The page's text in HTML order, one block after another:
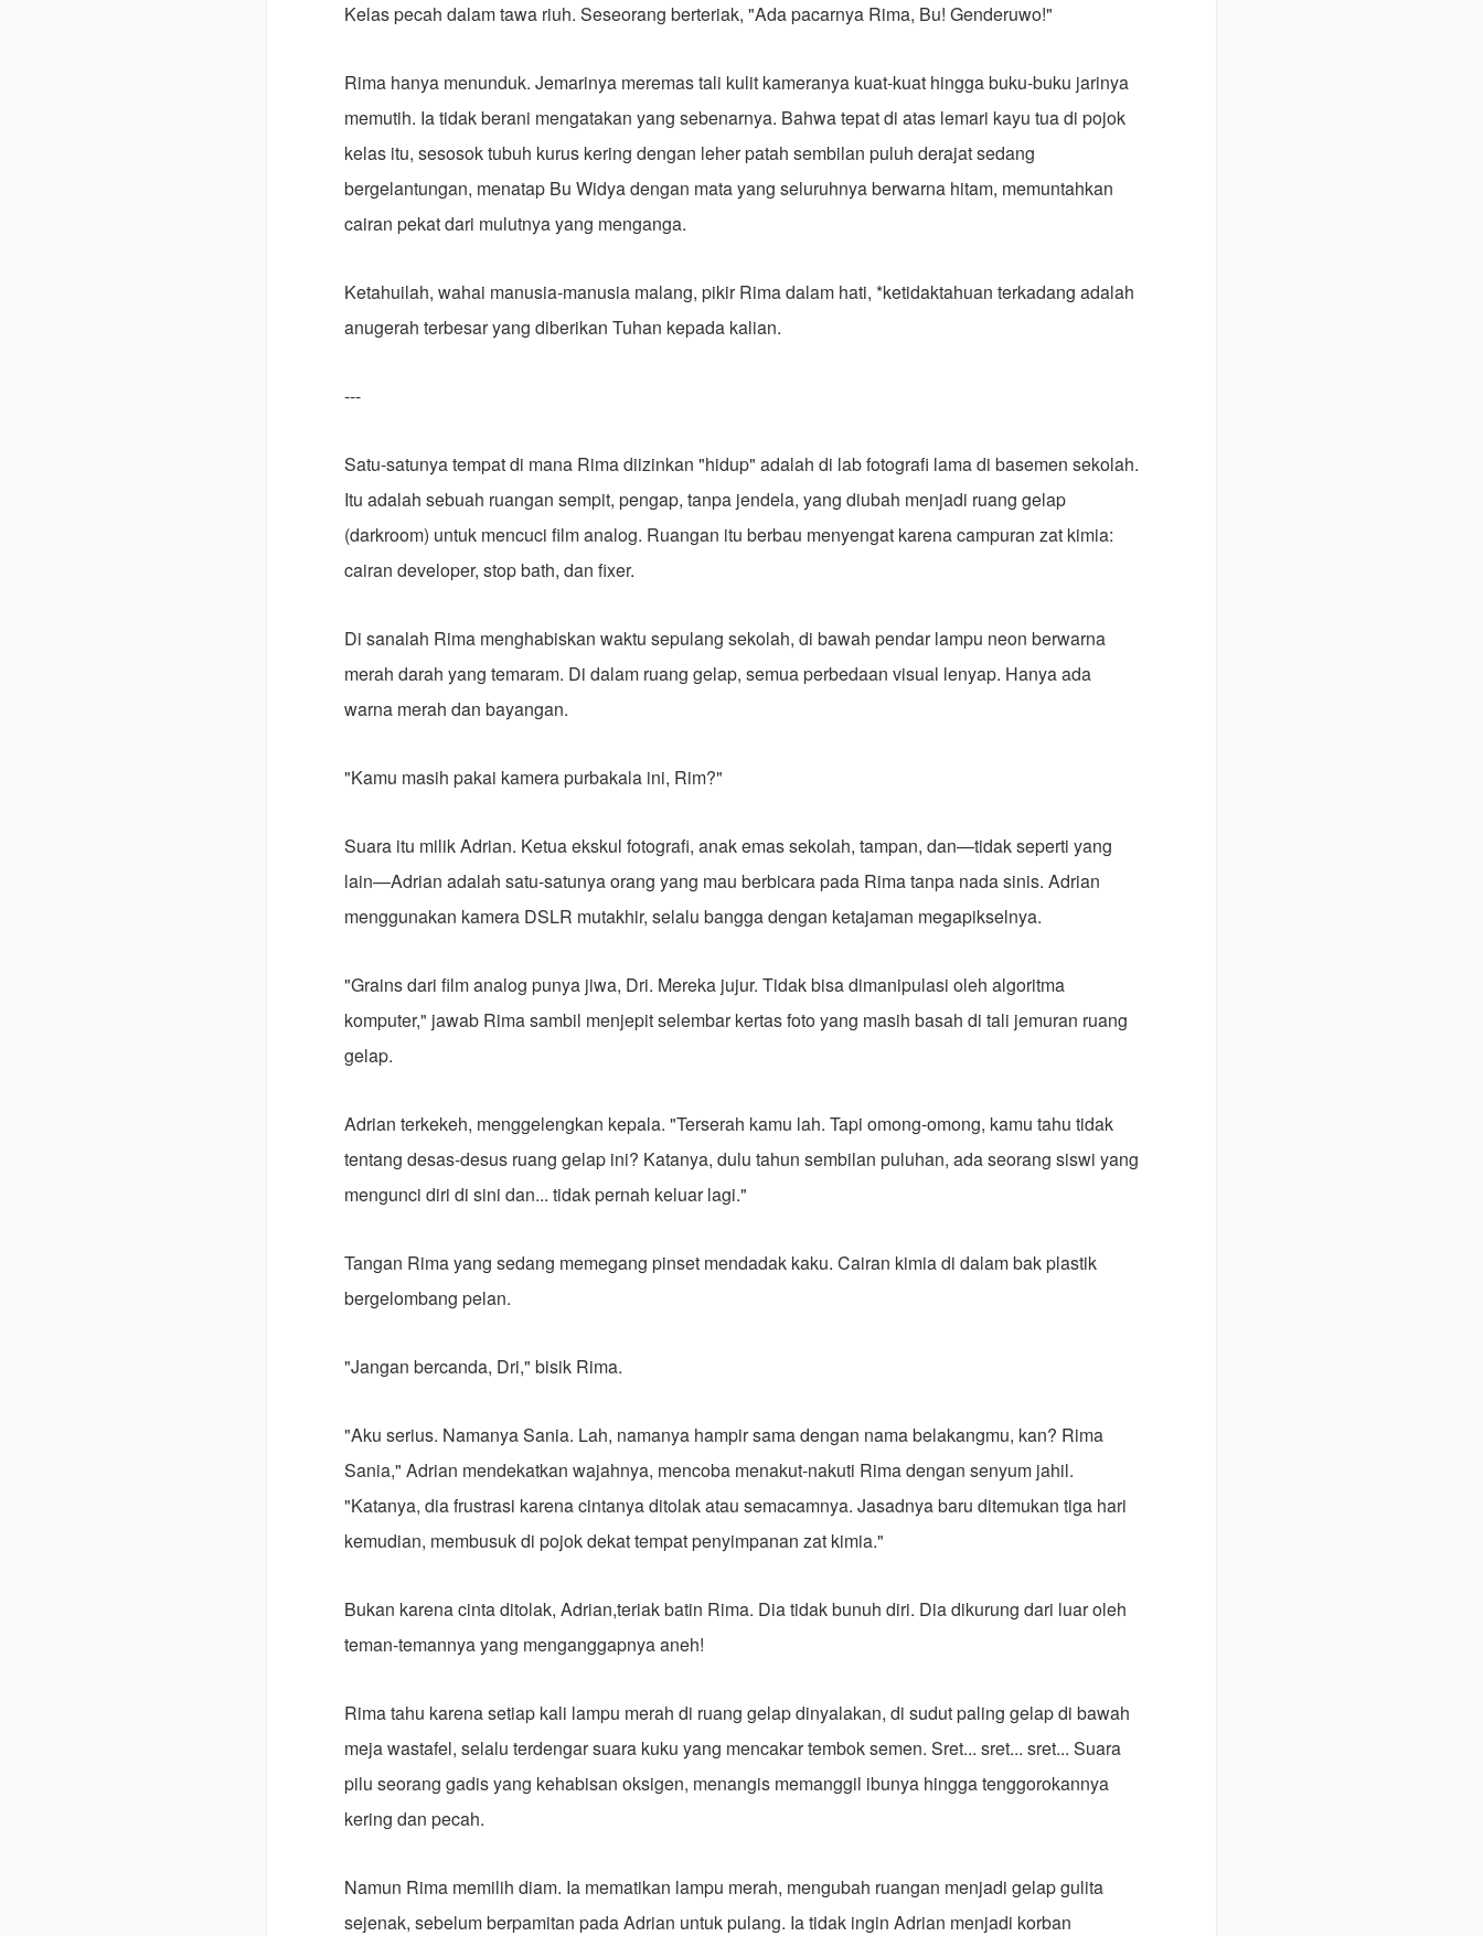
Kelas pecah dalam tawa riuh. Seseorang berteriak, "Ada pacarnya Rima, Bu! Genderuwo!"
Rima hanya menunduk. Jemarinya meremas tali kulit kameranya kuat-kuat hingga buku-buku jarinya
memutih. Ia tidak berani mengatakan yang sebenarnya. Bahwa tepat di atas lemari kayu tua di pojok
kelas itu, sesosok tubuh kurus kering dengan leher patah sembilan puluh derajat sedang
bergelantungan, menatap Bu Widya dengan mata yang seluruhnya berwarna hitam, memuntahkan
cairan pekat dari mulutnya yang menganga.
Ketahuilah, wahai manusia-manusia malang, pikir Rima dalam hati, *ketidaktahuan terkadang adalah
anugerah terbesar yang diberikan Tuhan kepada kalian.
---
Satu-satunya tempat di mana Rima diizinkan "hidup" adalah di lab fotografi lama di basemen sekolah.
Itu adalah sebuah ruangan sempit, pengap, tanpa jendela, yang diubah menjadi ruang gelap
(darkroom) untuk mencuci film analog. Ruangan itu berbau menyengat karena campuran zat kimia:
cairan developer, stop bath, dan fixer.
Di sanalah Rima menghabiskan waktu sepulang sekolah, di bawah pendar lampu neon berwarna
merah darah yang temaram. Di dalam ruang gelap, semua perbedaan visual lenyap. Hanya ada
warna merah dan bayangan.
"Kamu masih pakai kamera purbakala ini, Rim?"
Suara itu milik Adrian. Ketua ekskul fotografi, anak emas sekolah, tampan, dan—tidak seperti yang
lain—Adrian adalah satu-satunya orang yang mau berbicara pada Rima tanpa nada sinis. Adrian
menggunakan kamera DSLR mutakhir, selalu bangga dengan ketajaman megapikselnya.
"Grains dari film analog punya jiwa, Dri. Mereka jujur. Tidak bisa dimanipulasi oleh algoritma
komputer," jawab Rima sambil menjepit selembar kertas foto yang masih basah di tali jemuran ruang
gelap.
Adrian terkekeh, menggelengkan kepala. "Terserah kamu lah. Tapi omong-omong, kamu tahu tidak
tentang desas-desus ruang gelap ini? Katanya, dulu tahun sembilan puluhan, ada seorang siswi yang
mengunci diri di sini dan... tidak pernah keluar lagi."
Tangan Rima yang sedang memegang pinset mendadak kaku. Cairan kimia di dalam bak plastik
bergelombang pelan.
"Jangan bercanda, Dri," bisik Rima.
"Aku serius. Namanya Sania. Lah, namanya hampir sama dengan nama belakangmu, kan? Rima
Sania," Adrian mendekatkan wajahnya, mencoba menakut-nakuti Rima dengan senyum jahil.
"Katanya, dia frustrasi karena cintanya ditolak atau semacamnya. Jasadnya baru ditemukan tiga hari
kemudian, membusuk di pojok dekat tempat penyimpanan zat kimia."
Bukan karena cinta ditolak, Adrian,teriak batin Rima. Dia tidak bunuh diri. Dia dikurung dari luar oleh
teman-temannya yang menganggapnya aneh!
Rima tahu karena setiap kali lampu merah di ruang gelap dinyalakan, di sudut paling gelap di bawah
meja wastafel, selalu terdengar suara kuku yang mencakar tembok semen. Sret... sret... sret... Suara
pilu seorang gadis yang kehabisan oksigen, menangis memanggil ibunya hingga tenggorokannya
kering dan pecah.
Namun Rima memilih diam. Ia mematikan lampu merah, mengubah ruangan menjadi gelap gulita
sejenak, sebelum berpamitan pada Adrian untuk pulang. Ia tidak ingin Adrian menjadi korban